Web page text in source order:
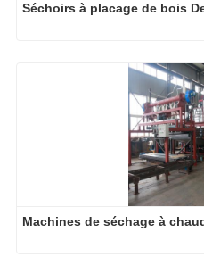
Séchoirs à placage de bois
Machines de séchage à